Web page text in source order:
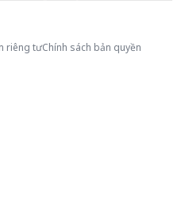
riêng tưChính sách bản quyền